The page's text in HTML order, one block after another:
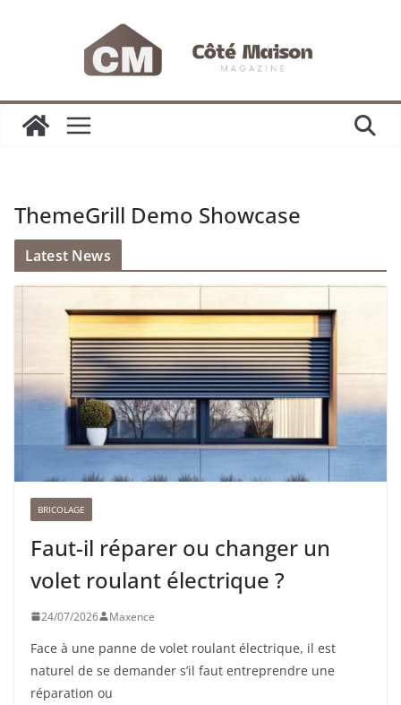
ThemeGrill Demo Showcase
Latest News
BRICOLAGE
Faut-il réparer ou changer un
volet roulant électrique ?
24/07/2026 Maxence
Face à une panne de volet roulant électrique, il est
naturel de se demander s’il faut entreprendre une
réparation ou